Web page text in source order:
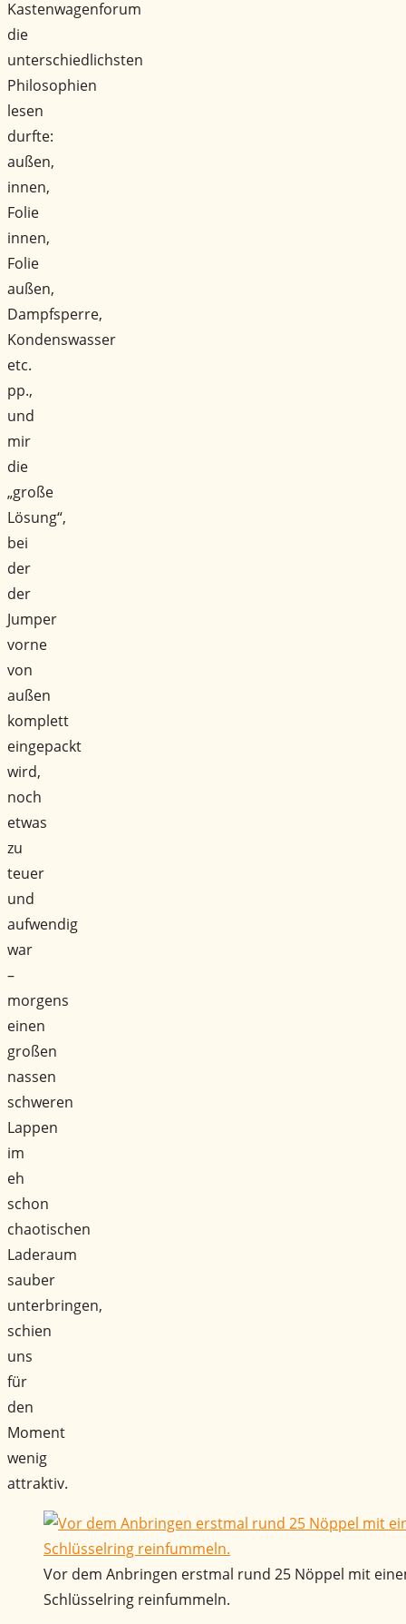
Kastenwagenforum
die
unterschiedlichsten
Philosophien
lesen
durfte:
außen,
innen,
Folie
innen,
Folie
außen,
Dampfsperre,
Kondenswasser
etc.
pp.,
und
mir
die
„große
Lösung“,
bei
der
der
Jumper
vorne
von
außen
komplett
eingepackt
wird,
noch
etwas
zu
teuer
und
aufwendig
war
–
morgens
einen
großen
nassen
schweren
Lappen
im
eh
schon
chaotischen
Laderaum
sauber
unterbringen,
schien
uns
für
den
Moment
wenig
attraktiv.
Vor dem Anbringen erstmal rund 25 Nöppel mit
Schlüsselring reinfummeln.